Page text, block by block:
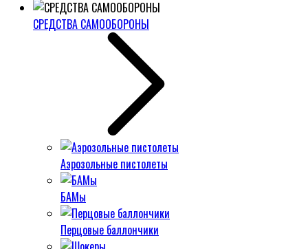
СРЕДСТВА САМООБОРОНЫ
Аэрозольные пистолеты
БАМы
Перцовые баллончики